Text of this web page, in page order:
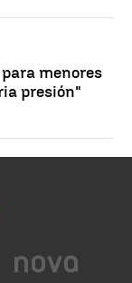
menores
presión"